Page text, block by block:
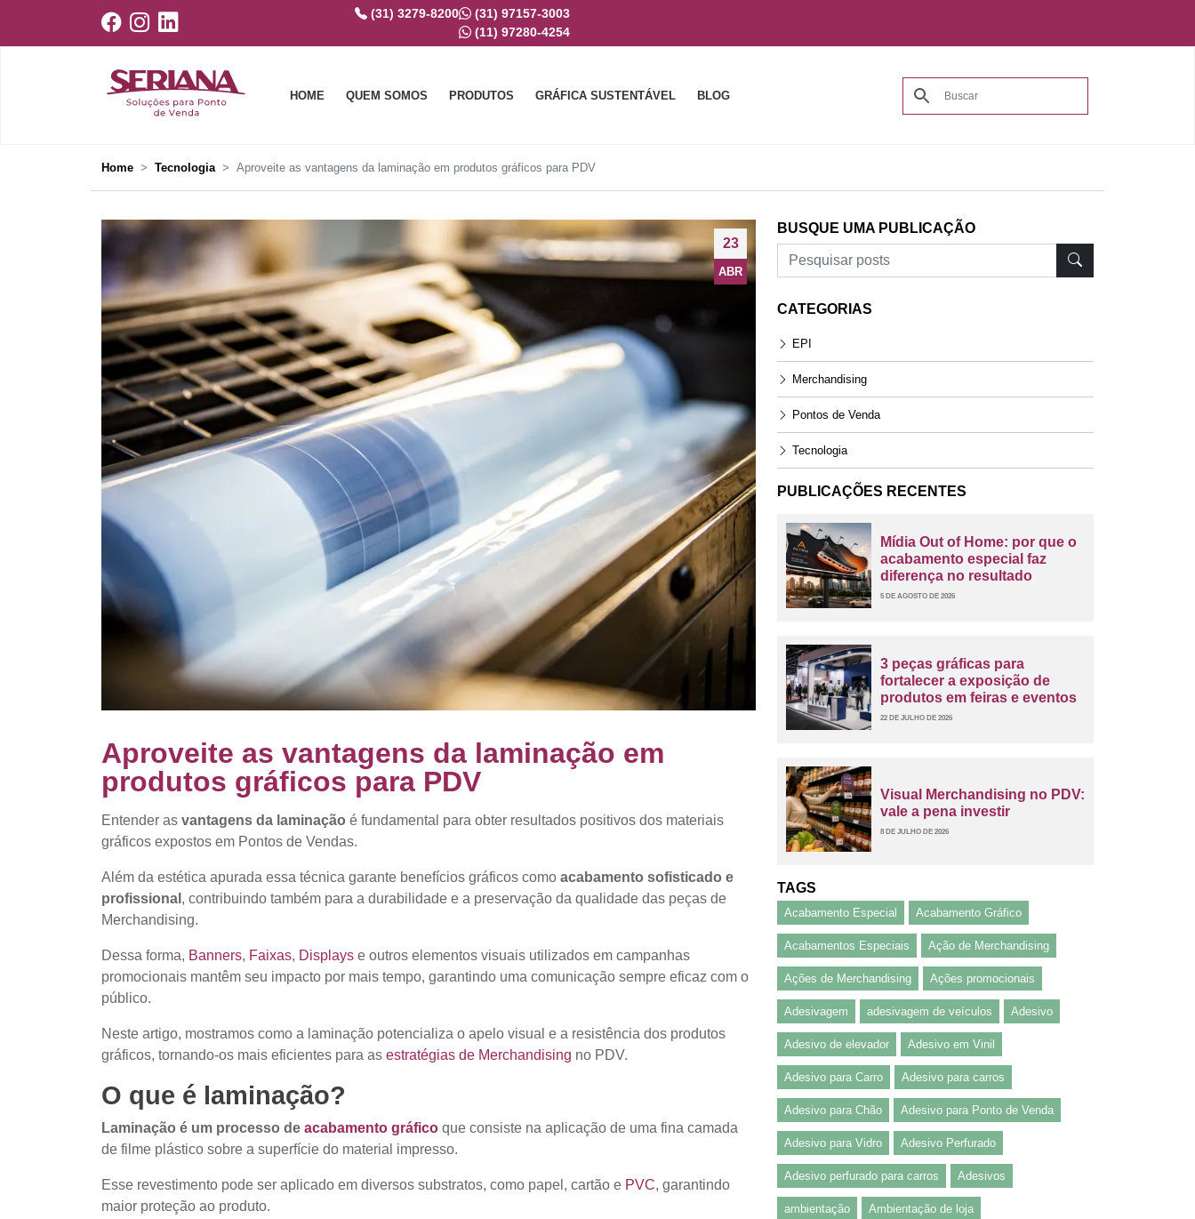
(31) 3279-8200
(31) 97157-3003
(11) 97280-4254
HOME QUEM SOMOS PRODUTOS GRÁFICA SUSTENTÁVEL BLOG
Home Tecnologia Aproveite as vantagens da laminação em produtos gráficos para PDV
23
ABR
Aproveite as vantagens da laminação em
produtos gráficos para PDV
Entender as vantagens da laminação é fundamental para obter resultados positivos dos materiais
gráficos expostos em Pontos de Vendas.
Além da estética apurada essa técnica garante benefícios gráficos como acabamento sofisticado e
profissional , contribuindo também para a durabilidade e a preservação da qualidade das peças de
Merchandising.
Dessa forma, Banners, Faixas, Displays e outros elementos visuais utilizados em campanhas
promocionais mantêm seu impacto por mais tempo, garantindo uma comunicação sempre eficaz com o
público.
Neste artigo, mostramos como a laminação potencializa o apelo visual e a resistência dos produtos
gráficos, tornando-os mais eficientes para as estratégias de Merchandising no PDV.
O que é laminação?
Laminação é um processo de acabamento gráfico que consiste na aplicação de uma fina camada
de filme plástico sobre a superfície do material impresso.
Esse revestimento pode ser aplicado em diversos substratos, como papel, cartão e PVC, garantindo
maior proteção ao produto.
BUSQUE UMA PUBLICAÇÃO
CATEGORIAS
EPI
Merchandising
Pontos de Venda
Tecnologia
PUBLICAÇÕES RECENTES
Mídia Out of Home: por que o
acabamento especial faz
diferença no resultado
5 DE AGOSTO DE 2026
3 peças gráficas para
fortalecer a exposição de
produtos em feiras e eventos
22 DE JULHO DE 2026
Visual Merchandising no PDV:
vale a pena investir
8 DE JULHO DE 2026
TAGS
Acabamento Especial Acabamento Gráfico
Acabamentos Especiais Ação de Merchandising
Ações de Merchandising Ações promocionais
Adesivagem adesivagem de veículos Adesivo
Adesivo de elevador Adesivo em Vinil
Adesivo para Carro Adesivo para carros
Adesivo para Chão Adesivo para Ponto de Venda
Adesivo para Vidro Adesivo Perfurado
Adesivo perfurado para carros Adesivos
ambientação Ambientação de loja